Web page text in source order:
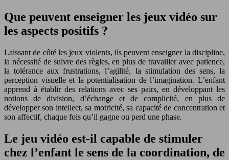
Que peuvent enseigner les jeux vidéo sur
les aspects positifs ?
Laissant de côté les jeux violents, ils peuvent enseigner la discipline,
la nécessité de suivre des règles, en plus de travailler avec patience,
la tolérance aux frustrations, l’agilité, la stimulation des sens, la
perception visuelle et la potentialisation de l’imagination. L’enfant
apprend à établir des relations avec ses pairs, en développant les
notions de division, d’échange et de complicité, en plus de
développer son intellect, sa motricité, sa capacité de concentration et
son affectif, chaque fois qu’il gagne ou perd une phase.
Le jeu vidéo est-il capable de stimuler
chez l’enfant le sens de la coordination, de